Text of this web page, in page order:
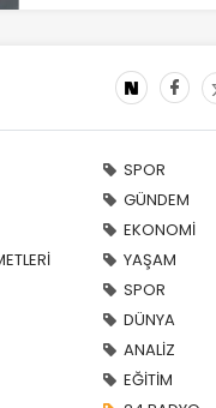
SPOR
GÜNDEM
EKONOMİ
YAŞAM
SPOR
DÜNYA
ANALİZ
EĞİTİM